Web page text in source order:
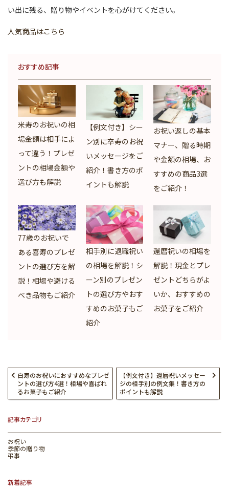
い出に残る、贈り物やイベントを心がけてください。
人気商品はこちら
おすすめ記事
米寿のお祝いの相
場金額は相手によ
って違う！プレゼ
ントの相場金額や
選び方も解説
【例文付き】シー
ン別に卒寿のお祝
いメッセージをご
紹介！書き方のポ
イントも解説
お祝い返しの基本
マナー、贈る時期
や金額の相場、お
すすめの商品3選
をご紹介！
77歳のお祝いで
ある喜寿のプレゼ
ントの選び方を解
説！相場や避ける
べき品物もご紹介
相手別に退職祝い
の相場を解説！シ
ーン別のプレゼン
トの選び方やおす
すめのお菓子もご
紹介
還暦祝いの相場を
解説！現金とプレ
ゼントどちらがよ
いか、おすすめの
お菓子をご紹介
白寿のお祝いにおすすめなプレゼ
ントの選び方4選！相場や喜ばれ
るお菓子もご紹介
【例文付き】還暦祝いメッセー
ジの相手別の例文集！書き方の
ポイントも解説
記事カテゴリ
お祝い
季節の贈り物
弔事
新着記事